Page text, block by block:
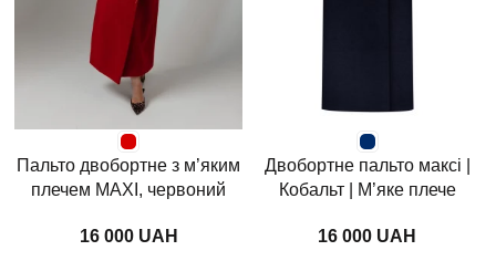
Пальто двобортне з м’яким
плечем MAXI, червоний
UAH
Двобортне пальто максі |
Кобальт | М’яке плече
UAH